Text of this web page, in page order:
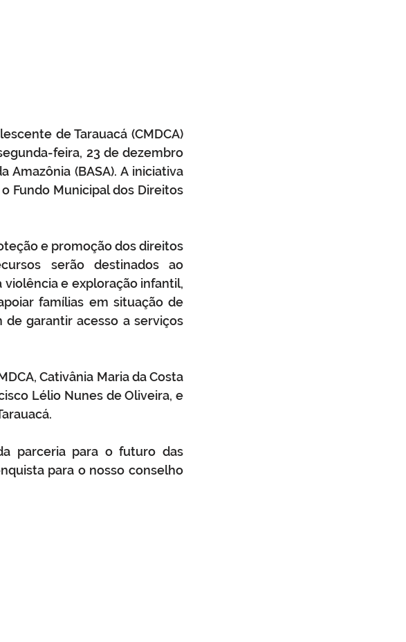
de Tarauacá (CMDCA)
feira, 23 de dezembro
(BASA). A iniciativa
Fundo Municipal dos Direitos
e promoção dos direitos
serão destinados ao
e exploração infantil,
famílias em situação de
garantir acesso a serviços
Cativânia Maria da Costa
Lélio Nunes de Oliveira, e
parceria para o futuro das
para o nosso conselho